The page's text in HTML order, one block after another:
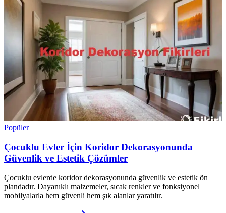
Popüler
Çocuklu Evler İçin Koridor Dekorasyonunda
Güvenlik ve Estetik Çözümler
Çocuklu evlerde koridor dekorasyonunda güvenlik ve estetik ön
plandadır. Dayanıklı malzemeler, sıcak renkler ve fonksiyonel
mobilyalarla hem güvenli hem şık alanlar yaratılır.